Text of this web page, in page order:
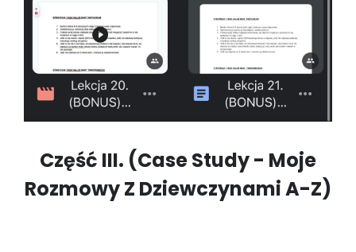
Część III. (Case Study - Moje
Rozmowy Z Dziewczynami A-Z)